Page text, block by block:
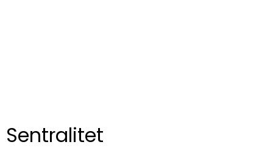
Sentralitet